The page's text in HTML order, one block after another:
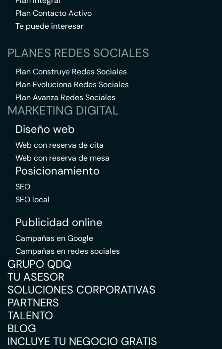
Plan Contacto Activo
Te puede interesar
PLANES REDES SOCIALES
Plan Construye Redes Sociales
Plan Evoluciona Redes Sociales
Plan Avanza Redes Sociales
MARKETING DIGITAL
Diseño web
Web con reserva de cita
Web con reserva de mesa
Posicionamiento
SEO
SEO local
Publicidad online
Campañas en Google
Campañas en redes sociales
GRUPO QDQ
TU ASESOR
SOLUCIONES CORPORATIVAS
PARTNERS
TALENTO
BLOG
INCLUYE TU NEGOCIO GRATIS